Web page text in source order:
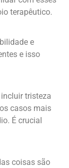
terapêutico.
e
e isso
tristeza
casos mais
É crucial
coisas são